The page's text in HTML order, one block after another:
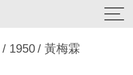
1950 黃梅霖